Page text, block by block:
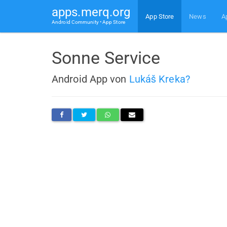
apps.merq.org
Android Community • App Store
App Store News
Sonne Service
Android App von Lukáš Kreka?